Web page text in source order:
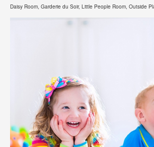
Daisy Room, Garderie du Soir, Little People Room, Outside